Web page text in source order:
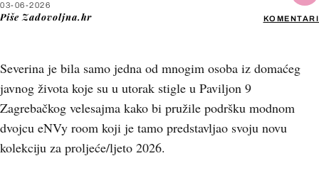
03-06-2026
Piše Zadovoljna.hr KOMENTARI
Severina je bila samo jedna od mnogim osoba iz domaćeg
javnog života koje su u utorak stigle u Paviljon 9
Zagrebačkog velesajma kako bi pružile podršku modnom
dvojcu eNVy room koji je tamo predstavljao svoju novu
kolekciju za proljeće/ljeto 2026.